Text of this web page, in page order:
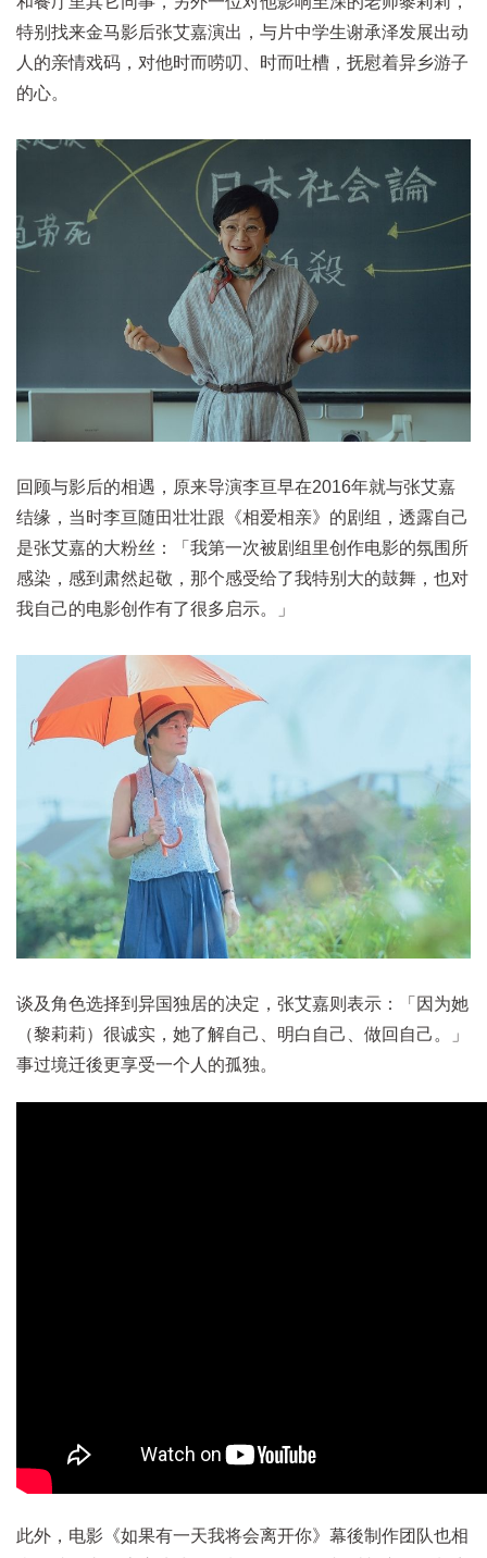
特别找来金马影后张艾嘉演出，与片中学生谢承泽发展出动
人的亲情戏码，对他时而唠叨、时而吐槽，抚慰着异乡游子
的心。
回顾与影后的相遇，原来导演李亘早在2016年就与张艾嘉
结缘，当时李亘随田壮壮跟《相爱相亲》的剧组，透露自己
是张艾嘉的大粉丝：「我第一次被剧组里创作电影的氛围所
感染，感到肃然起敬，那个感受给了我特别大的鼓舞，也对
我自己的电影创作有了很多启示。」
谈及角色选择到异国独居的决定，张艾嘉则表示：「因为她
（黎莉莉）很诚实，她了解自己、明白自己、做回自己。」
事过境迁後更享受一个人的孤独。
此外，电影《如果有一天我将会离开你》幕後制作团队也相